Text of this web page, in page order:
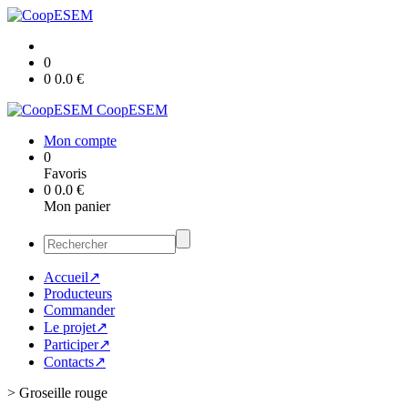
0
0 0.0 €
CoopESEM
Mon compte
0
Favoris
0 0.0 €
Mon panier
Accueil↗
Producteurs
Commander
Le projet↗
Participer↗
Contacts↗
> Groseille rouge